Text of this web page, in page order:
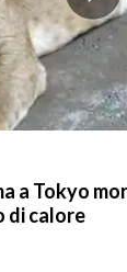
a Tokyo
di calore